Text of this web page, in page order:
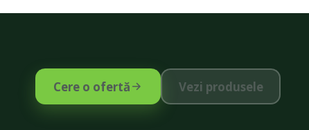
Cere o ofertă Vezi produsele